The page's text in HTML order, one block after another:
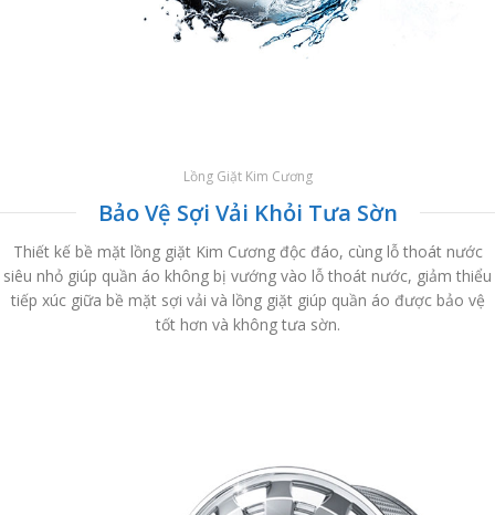
Lồng Giặt Kim Cương
Bảo Vệ Sợi Vải Khỏi Tưa Sờn
Thiết kế bề mặt lồng giặt Kim Cương độc đáo, cùng lỗ thoát nước
siêu nhỏ giúp quần áo không bị vướng vào lỗ thoát nước, giảm thiểu
tiếp xúc giữa bề mặt sợi vải và lồng giặt giúp quần áo được bảo vệ
tốt hơn và không tưa sờn.